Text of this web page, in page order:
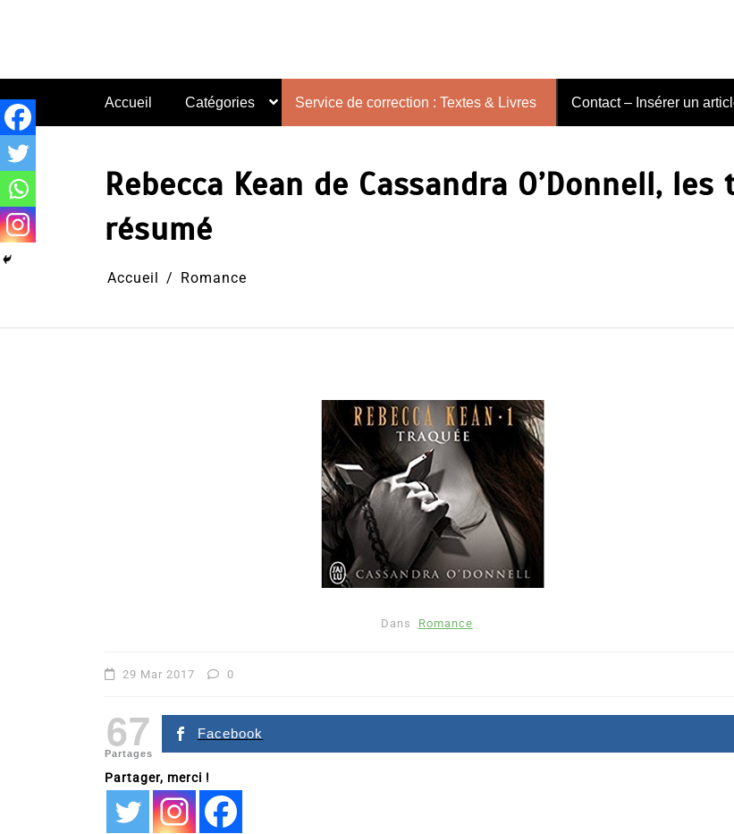
Accueil Catégories Service de correction : Textes & Livres Contact – Insérer un
Rebecca Kean de Cassandra O’Donnell,
résumé
Accueil Romance
Dans Romance
29 Mar 2017 0
67
Partages
Facebook
Partager, merci !
Dans Romance
2026
littérature sentimentale
Dans Thriller
Le coupable n’est pas